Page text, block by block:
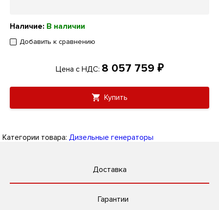
Наличие: В наличии
Добавить к сравнению
Цена с НДС: 8 057 759 ₽
Купить
Категории товара: Дизельные генераторы
Доставка
Гарантии